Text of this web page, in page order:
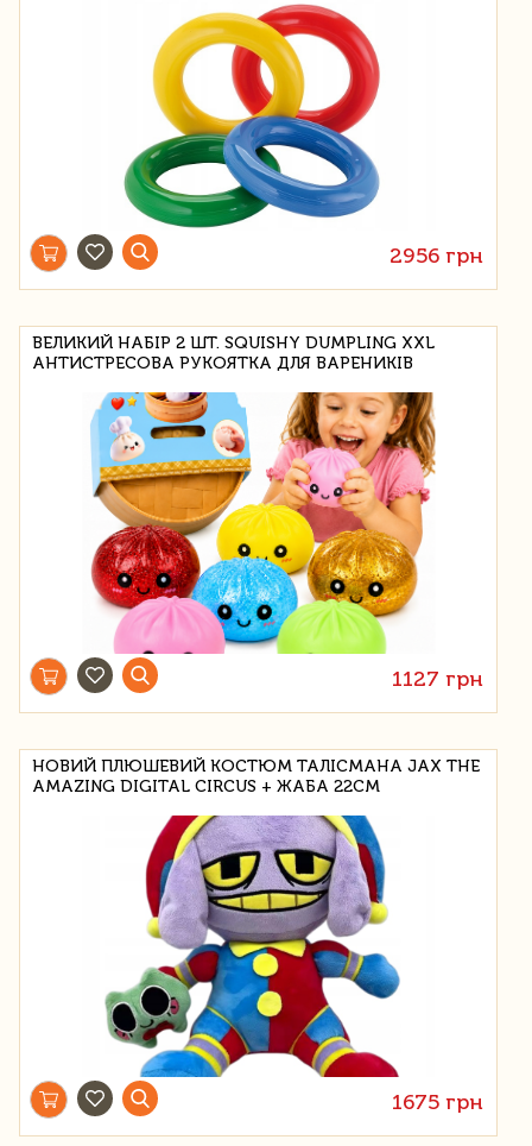
2956 грн
ВЕЛИКИЙ НАБІР 2 ШТ. SQUISHY DUMPLING XXL
АНТИСТРЕСОВА РУКОЯТКА ДЛЯ ВАРЕНИКІВ
1127 грн
НОВИЙ ПЛЮШЕВИЙ КОСТЮМ ТАЛІСМАНА JAX THE
AMAZING DIGITAL CIRCUS + ЖАБА 22СМ
1675 грн